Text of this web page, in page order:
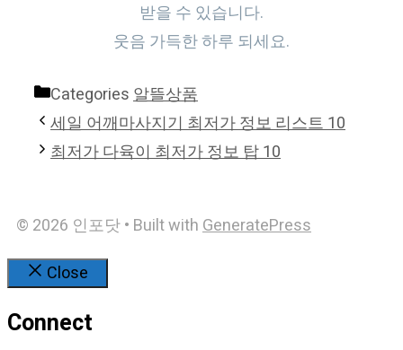
받을 수 있습니다.
웃음 가득한 하루 되세요.
Categories알뜰상품
세일 어깨마사지기 최저가 정보 리스트 10
최저가 다육이 최저가 정보 탑 10
© 2026 인포닷• Built withGeneratePress
Close
Connect